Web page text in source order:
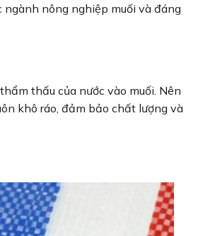
nông nghiệp muối và đáng
thấu của nước vào muối. Nên
khô ráo, đảm bảo chất lượng và